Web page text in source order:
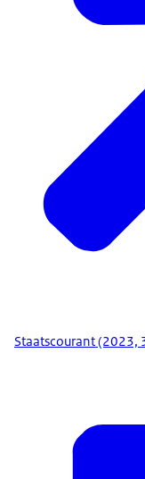
Staatscourant (2023,